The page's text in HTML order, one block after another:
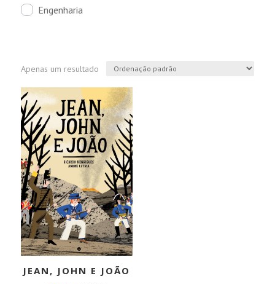
Engenharia
Apenas um resultado
JEAN, JOHN E JOÃO